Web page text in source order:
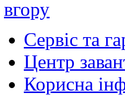
вгору
Сервіс та
Центр
Корисна